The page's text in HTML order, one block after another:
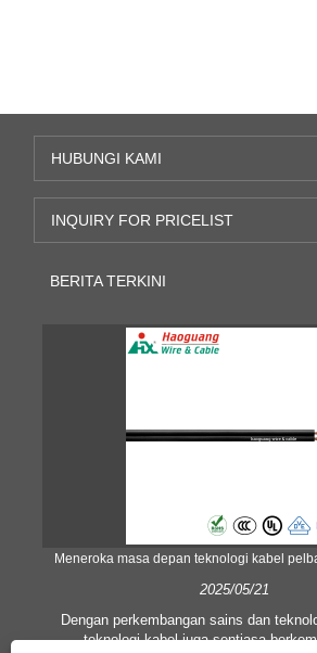
HUBUNGI KAMI
INQUIRY FOR PRICELIST
BERITA TERKINI
Meneroka masa depan teknologi kabel
2025/05/21
Dengan perkembangan sains dan
teknologi kabel juga sentiasa